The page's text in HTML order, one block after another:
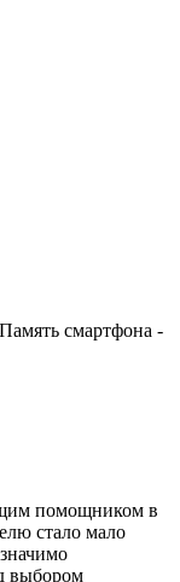
Память смартфона -
помощником в
стало мало
выбором